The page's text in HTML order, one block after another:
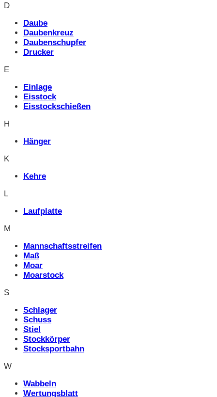
D
Daube
Daubenkreuz
Daubenschupfer
Drucker
E
Einlage
Eisstock
Eisstockschießen
H
Hänger
K
Kehre
L
Laufplatte
M
Mannschaftsstreifen
Maß
Moar
Moarstock
S
Schlager
Schuss
Stiel
Stockkörper
Stocksportbahn
W
Wabbeln
Wertungsblatt